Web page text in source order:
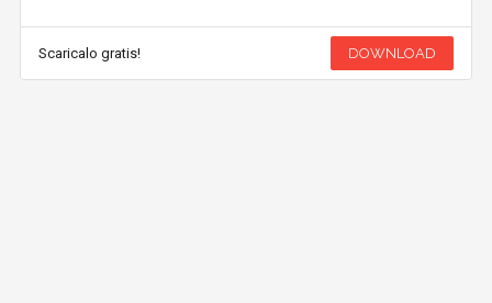
Scaricalo gratis! DOWNLOAD